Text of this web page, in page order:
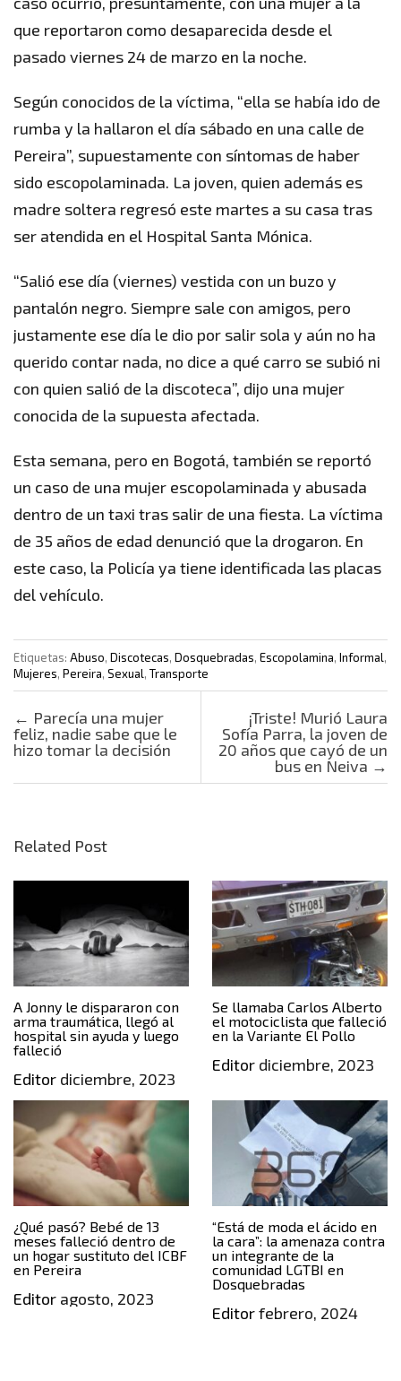
que reportaron como desaparecida desde el
pasado viernes 24 de marzo en la noche.
Según conocidos de la víctima, “ella se había ido de
rumba y la hallaron el día sábado en una calle de
Pereira”, supuestamente con síntomas de haber
sido escopolaminada. La joven, quien además es
madre soltera regresó este martes a su casa tras
ser atendida en el Hospital Santa Mónica.
“Salió ese día (viernes) vestida con un buzo y
pantalón negro. Siempre sale con amigos, pero
justamente ese día le dio por salir sola y aún no ha
querido contar nada, no dice a qué carro se subió ni
con quien salió de la discoteca”, dijo una mujer
conocida de la supuesta afectada.
Esta semana, pero en Bogotá, también se reportó
un caso de una mujer escopolaminada y abusada
dentro de un taxi tras salir de una fiesta. La víctima
de 35 años de edad denunció que la drogaron. En
este caso, la Policía ya tiene identificada las placas
del vehículo.
Etiquetas: Abuso, Discotecas, Dosquebradas, Escopolamina, Informal,
Mujeres, Pereira, Sexual, Transporte
Post navigation
← Parecía una mujer
feliz, nadie sabe que le
hizo tomar la decisión
¡Triste! Murió Laura
Sofía Parra, la joven de
20 años que cayó de un
bus en Neiva →
Related Post
A Jonny le dispararon con
arma traumática, llegó al
hospital sin ayuda y luego
falleció
Editor diciembre, 2023
Se llamaba Carlos Alberto
el motociclista que falleció
en la Variante El Pollo
Editordiciembre, 2023
¿Qué pasó? Bebé de 13
meses falleció dentro de
un hogar sustituto del ICBF
en Pereira
Editor agosto, 2023
“Está de moda el ácido en
la cara”: la amenaza contra
un integrante de la
comunidad LGTBI en
Dosquebradas
Editorfebrero, 2024